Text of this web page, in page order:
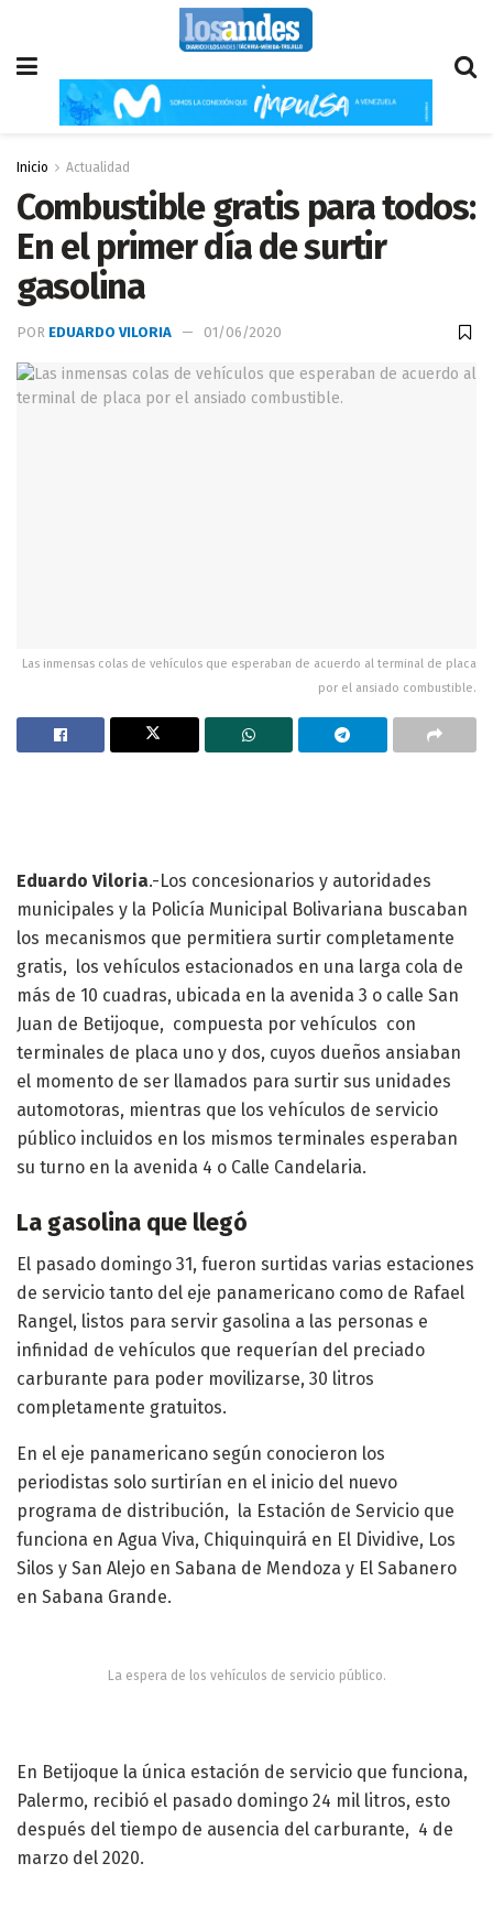
Inicio Actualidad
Combustible gratis para todos:
En el primer día de surtir
gasolina
POR EDUARDO VILORIA 01/06/2020
Las inmensas colas de vehículos que esperaban de acuerdo al terminal de placa
por el ansiado combustible.
Eduardo Viloria.-Los concesionarios y autoridades
municipales y la Policía Municipal Bolivariana buscaban
los mecanismos que permitiera surtir completamente
gratis, los vehículos estacionados en una larga cola de
más de 10 cuadras, ubicada en la avenida 3 o calle San
Juan de Betijoque, compuesta por vehículos con
terminales de placa uno y dos, cuyos dueños ansiaban
el momento de ser llamados para surtir sus unidades
automotoras, mientras que los vehículos de servicio
público incluidos en los mismos terminales esperaban
su turno en la avenida 4 o Calle Candelaria.
La gasolina que llegó
El pasado domingo 31, fueron surtidas varias estaciones
de servicio tanto del eje panamericano como de Rafael
Rangel, listos para servir gasolina a las personas e
infinidad de vehículos que requerían del preciado
carburante para poder movilizarse, 30 litros
completamente gratuitos.
En el eje panamericano según conocieron los
periodistas solo surtirían en el inicio del nuevo
programa de distribución, la Estación de Servicio que
funciona en Agua Viva, Chiquinquirá en El Dividive, Los
Silos y San Alejo en Sabana de Mendoza y El Sabanero
en Sabana Grande.
La espera de los vehículos de servicio público.
En Betijoque la única estación de servicio que funciona,
Palermo, recibió el pasado domingo 24 mil litros, esto
después del tiempo de ausencia del carburante, 4 de
marzo del 2020.